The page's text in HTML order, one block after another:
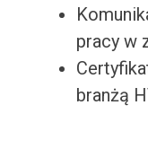
pracy w
branżą